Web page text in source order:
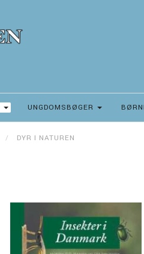
UNGDOMSBØGER
DYR I NATUREN